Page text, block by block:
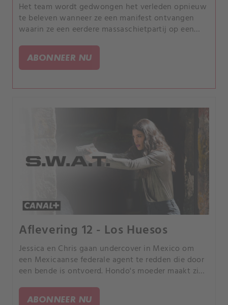
Het team wordt gedwongen het verleden opnieuw
te beleven wanneer ze een manifest ontvangen
waarin ze een eerdere massaschietpartij op een
met een hoger dodental.
ABONNEER NU
Aflevering 12 - Los Huesos
Jessica en Chris gaan undercover in Mexico om
een Mexicaanse federale agent te redden die door
een bende is ontvoerd. Hondo's moeder maakt zich
ABONNEER NU